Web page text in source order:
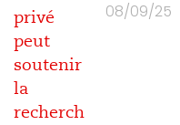
08/09/25